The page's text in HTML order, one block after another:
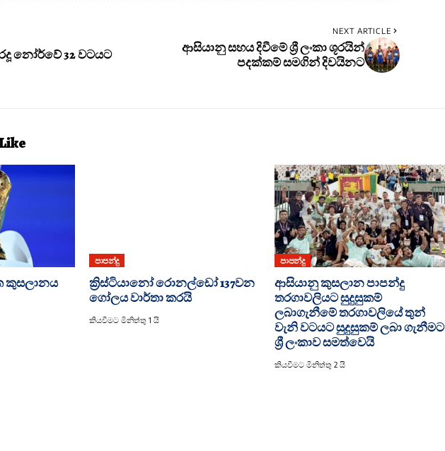
නෝර්වේ 32 වටයට
NEXT ARTICLE
ආසියානු සහය දිවීමේ ශ්‍රී ලංකා ශූරයින්
පදක්කම් සමගින් දිවයිනට
කුසලානය
පාපන්දු
ක්‍රිස්ටියානෝ රොනල්ඩෝ 137වන
ගෝලය වාර්තා කරයි
කියවීමට මිනිත්තු 1 යි
පාපන්දු
ආසියානු කුසලාන පාපන්දු
තරගාවලියට සුදුසුකම්
ලබාගැනීමේ තරගාවලියේ තුන්
වැනි වටයට සුදුසුකම් ලබා ගැනීමට
ශ්‍රී ලංකාව සමත්වෙයි
කියවීමට මිනිත්තු 2 යි